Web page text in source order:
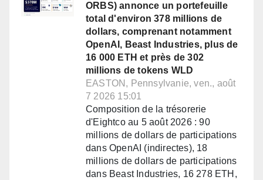
ORBS) annonce un portefeuille
total d'environ 378 millions de
dollars, comprenant notamment
OpenAI, Beast Industries, plus de
16 000 ETH et près de 302
millions de tokens WLD
EASTON, Pennsylvanie, ven., août
7 2026 15:01
Composition de la trésorerie
d'Eightco au 5 août 2026 : 90
millions de dollars de participations
dans OpenAI (indirectes), 18
millions de dollars de participations
dans Beast Industries, 16 278 ETH,